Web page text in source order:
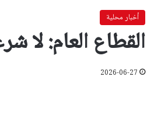
أخبار محلية
القطاع العام: لا
2026-06-27